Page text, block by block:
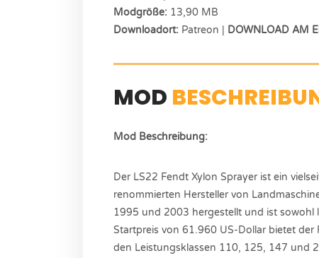
Modgröße: 13,90 MB
Downloadort: Patreon | DOWNLOAD AM
MOD
Mod Beschreibung:
Der LS22 Fendt Xylon Sprayer ist ein
renommierten Hersteller von
1995 und 2003 hergestellt und ist sowohl
Startpreis von 61.960 US-Dollar bietet der
den Leistungsklassen 110, 125, 147 und